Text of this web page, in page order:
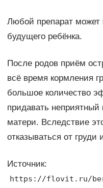
Любой препарат может
будущего ребёнка.
После родов приём
всё время кормления
большое количество
придавать неприятный
матери. Вследствие
отказываться от груди
Источник:
https://flovit.ru/